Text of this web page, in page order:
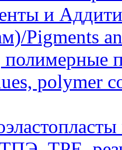
и
Pigments
polymer